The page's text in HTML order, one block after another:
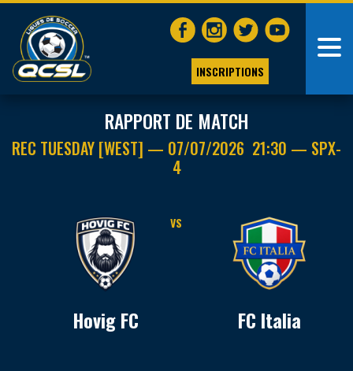
INSCRIPTIONS
RAPPORT DE MATCH
REC TUESDAY [WEST] — 07/07/2026 21:30 — SPX-
4
Hovig FC
VS
FC Italia